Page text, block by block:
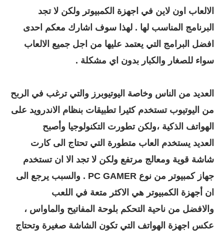
الالعاب اون لاين في اجهزة الكمبيوتر ولكن لا تجد
البرنامج المناسب لها . لهذا سوف اشارك معكم احدى
افضل البرامج التي يعتمد عليها من اجل جميع الالعاب
سواء للصغار والكبار بدون اي مشكلة .
العديد من الناس وخاصة اليوتيوبرز والتي ترغب في الربح
من اليوتيوب تستخدم كثيرا تطبيقات بنظام الاندرويد على
الهواتف الذكية ،ولكن تطورت التكنولوجيا وأصبح
العديد يستخدم العاب متطورة التي تحتاج الى كارت
شاشة قوية ومعالج مرتفع ولكن لا تجد الا ان تستخدم
جهاز كمبيوتر من نوع PC GAMER . والسبب يرجع الى
ان أجهزة الكمبيوتر هي الاكثر متعة في اللعب
والافضل من ناحية التحكم بلوحة المفاتيح والماواس ،
عكس اجهزة الهواتف التي تكون الشاشة صغيرة وتحتاج